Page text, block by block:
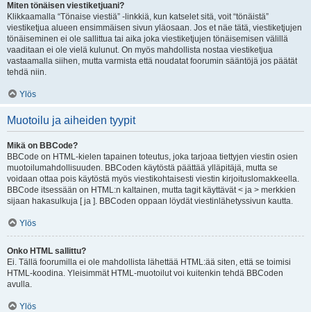
Miten tönäisen viestiketjuani?
Klikkaamalla “Tönaise viestiä” -linkkiä, kun katselet sitä, voit “tönäistä”
viestiketjua alueen ensimmäisen sivun yläosaan. Jos et näe tätä, viestiketjujen
tönäiseminen ei ole sallittua tai aika joka viestiketjujen tönäisemisen välillä
vaaditaan ei ole vielä kulunut. On myös mahdollista nostaa viestiketjua
vastaamalla siihen, mutta varmista että noudatat foorumin sääntöjä jos päätät
tehdä niin.
Ylös
Muotoilu ja aiheiden tyypit
Mikä on BBCode?
BBCode on HTML-kielen tapainen toteutus, joka tarjoaa tiettyjen viestin osien
muotoilumahdollisuuden. BBCoden käytöstä päättää ylläpitäjä, mutta se
voidaan ottaa pois käytöstä myös viestikohtaisesti viestin kirjoituslomakkeella.
BBCode itsessään on HTML:n kaltainen, mutta tagit käyttävät < ja > merkkien
sijaan hakasulkuja [ ja ]. BBCoden oppaan löydät viestinlähetyssivun kautta.
Ylös
Onko HTML sallittu?
Ei. Tällä foorumilla ei ole mahdollista lähettää HTML:ää siten, että se toimisi
HTML-koodina. Yleisimmät HTML-muotoilut voi kuitenkin tehdä BBCoden
avulla.
Ylös